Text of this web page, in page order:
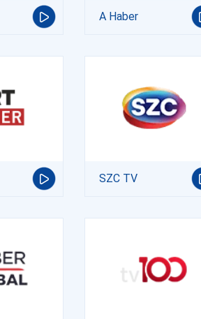
A Haber
SZC TV